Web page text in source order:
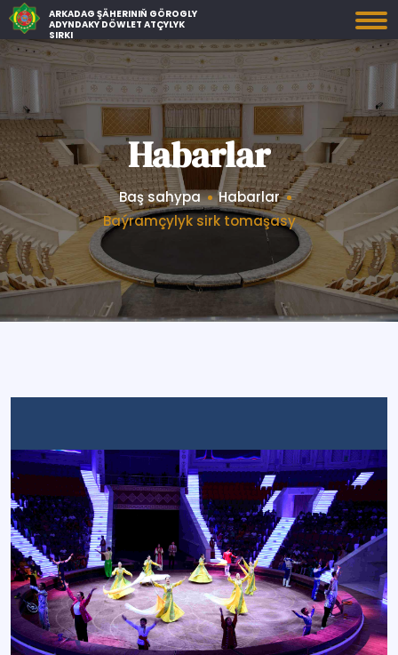
ARKADAG ŞÄHERINIŇ GÖROGLY
ADYNDAKY DÖWLET ATÇYLYK
SIRKI
Habarlar
Baş sahypa
Habarlar
Baýramçylyk sirk tomaşasy